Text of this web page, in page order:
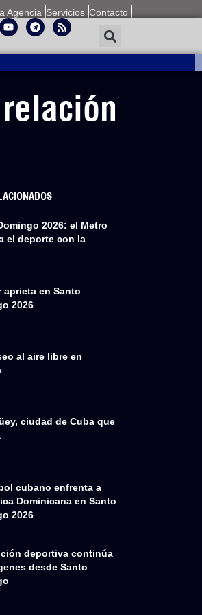
Agencia Servicios Contacto
2026: el Metro
el deporte con la
aprieta en Santo
2026
al aire libre en
ciudad de Cuba que
cubano enfrenta a
Dominicana en Santo
2026
deportiva continúa
desde Santo